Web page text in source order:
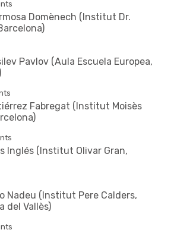
Domènech (Institut Dr.
Pavlov (Aula Escuela Europea,
Fabregat (Institut Moisès
Inglés (Institut Olivar Gran,
Nadeu (Institut Pere Calders,
del Vallès)